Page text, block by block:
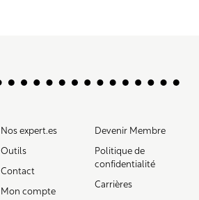
Nos expert.es
Outils
Contact
Mon compte
Devenir Membre
Politique de
confidentialité
Carrières